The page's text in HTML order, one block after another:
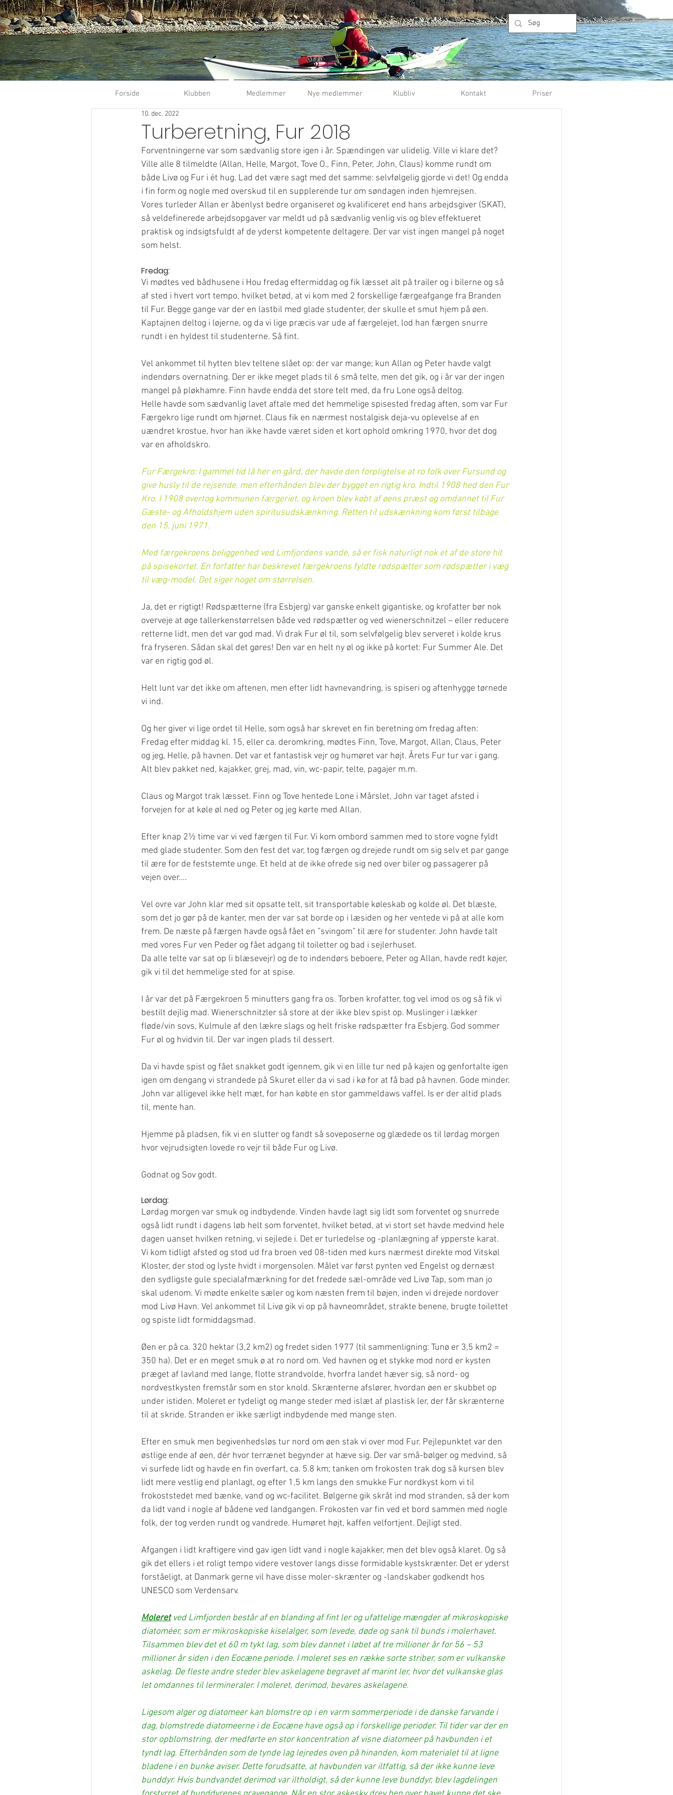
Forside Klubben Medlemmer Nye medlemmer Klubliv Kontakt Priser
Turberetning, Fur 2018
10. dec. 2022
Forventningerne var som sædvanlig store igen i år. Spændingen var ulidelig. Ville vi klare det?
Ville alle 8 tilmeldte (Allan, Helle, Margot, Tove O., Finn, Peter, John, Claus) komme rundt om
både Livø og Fur i ét hug. Lad det være sagt med det samme: selvfølgelig gjorde vi det! Og endda
i fin form og nogle med overskud til en supplerende tur om søndagen inden hjemrejsen.
Vores turleder Allan er åbenlyst bedre organiseret og kvalificeret end hans arbejdsgiver (SKAT),
så veldefinerede arbejdsopgaver var meldt ud på sædvanlig venlig vis og blev effektueret
praktisk og indsigtsfuldt af de yderst kompetente deltagere. Der var vist ingen mangel på noget
som helst.
Fredag:
Vi mødtes ved bådhusene i Hou fredag eftermiddag og fik læsset alt på trailer og i bilerne og så
af sted i hvert vort tempo, hvilket betød, at vi kom med 2 forskellige færgeafgange fra Branden
til Fur. Begge gange var der en lastbil med glade studenter, der skulle et smut hjem på øen.
Kaptajnen deltog i løjerne, og da vi lige præcis var ude af færgelejet, lod han færgen snurre
rundt i en hyldest til studenterne. Så fint.
Vel ankommet til hytten blev teltene slået op: der var mange; kun Allan og Peter havde valgt
indendørs overnatning. Der er ikke meget plads til 6 små telte, men det gik, og i år var der ingen
mangel på pløkhamre. Finn havde endda det store telt med, da fru Lone også deltog.
Helle havde som sædvanlig lavet aftale med det hemmelige spisested fredag aften, som var Fur
Færgekro lige rundt om hjørnet. Claus fik en nærmest nostalgisk deja-vu oplevelse af en
uændret krostue, hvor han ikke havde været siden et kort ophold omkring 1970, hvor det dog
var en afholdskro.
Fur Færgekro: I gammel tid lå her en gård, der havde den forpligtelse at ro folk over Fursund og
give husly til de rejsende, men efterhånden blev der bygget en rigtig kro. Indtil 1908 hed den Fur
Kro. I 1908 overtog kommunen færgeriet, og kroen blev købt af øens præst og omdannet til Fur
Gæste- og Afholdshjem uden spiritusudskænkning. Retten til udskænkning kom først tilbage
den 15. juni 1971.
Med færgekroens beliggenhed ved Limfjordens vande, så er fisk naturligt nok et af de store hit
på spisekortet. En forfatter har beskrevet færgekroens fyldte rødspætter som rødspætter i væg
til væg-model. Det siger noget om størrelsen.
Ja, det er rigtigt! Rødspætterne (fra Esbjerg) var ganske enkelt gigantiske, og krofatter bør nok
overveje at øge tallerkenstørrelsen både ved rødspætter og ved wienerschnitzel – eller reducere
retterne lidt, men det var god mad. Vi drak Fur øl til, som selvfølgelig blev serveret i kolde krus
fra fryseren. Sådan skal det gøres! Den var en helt ny øl og ikke på kortet: Fur Summer Ale. Det
var en rigtig god øl.
Helt lunt var det ikke om aftenen, men efter lidt havnevandring, is spiseri og aftenhygge tørnede
vi ind.
Og her giver vi lige ordet til Helle, som også har skrevet en fin beretning om fredag aften:
Fredag efter middag kl. 15, eller ca. deromkring, mødtes Finn, Tove, Margot, Allan, Claus, Peter
og jeg, Helle, på havnen. Det var et fantastisk vejr og humøret var højt. Årets Fur tur var i gang.
Alt blev pakket ned, kajakker, grej, mad, vin, wc-papir, telte, pagajer m.m.
Claus og Margot trak læsset. Finn og Tove hentede Lone i Mårslet, John var taget afsted i
forvejen for at køle øl ned og Peter og jeg kørte med Allan.
Efter knap 2½ time var vi ved færgen til Fur. Vi kom ombord sammen med to store vogne fyldt
med glade studenter. Som den fest det var, tog færgen og drejede rundt om sig selv et par gange
til ære for de feststemte unge. Et held at de ikke ofrede sig ned over biler og passagerer på
vejen over….
Vel ovre var John klar med sit opsatte telt, sit transportable køleskab og kolde øl. Det blæste,
som det jo gør på de kanter, men der var sat borde op i læsiden og her ventede vi på at alle kom
frem. De næste på færgen havde også fået en ”svingom” til ære for studenter. John havde talt
med vores Fur ven Peder og fået adgang til toiletter og bad i sejlerhuset.
Da alle telte var sat op (i blæsevejr) og de to indendørs beboere, Peter og Allan, havde redt køjer,
gik vi til det hemmelige sted for at spise.
I år var det på Færgekroen 5 minutters gang fra os. Torben krofatter, tog vel imod os og så fik vi
bestilt dejlig mad. Wienerschnitzler så store at der ikke blev spist op. Muslinger i lækker
fløde/vin sovs, Kulmule af den lækre slags og helt friske rødspætter fra Esbjerg. God sommer
Fur øl og hvidvin til. Der var ingen plads til dessert.
Da vi havde spist og fået snakket godt igennem, gik vi en lille tur ned på kajen og genfortalte igen
igen om dengang vi strandede på Skuret eller da vi sad i kø for at få bad på havnen. Gode minder.
John var alligevel ikke helt mæt, for han købte en stor gammeldaws vaffel. Is er der altid plads
til, mente han.
Hjemme på pladsen, fik vi en slutter og fandt så soveposerne og glædede os til lørdag morgen
hvor vejrudsigten lovede ro vejr til både Fur og Livø.
Godnat og Sov godt.
Lørdag:
Lørdag morgen var smuk og indbydende. Vinden havde lagt sig lidt som forventet og snurrede
også lidt rundt i dagens løb helt som forventet, hvilket betød, at vi stort set havde medvind hele
dagen uanset hvilken retning, vi sejlede i. Det er turledelse og -planlægning af ypperste karat.
Vi kom tidligt afsted og stod ud fra broen ved 08-tiden med kurs nærmest direkte mod Vitskøl
Kloster, der stod og lyste hvidt i morgensolen. Målet var først pynten ved Engelst og dernæst
den sydligste gule specialafmærkning for det fredede sæl-område ved Livø Tap, som man jo
skal udenom. Vi mødte enkelte sæler og kom næsten frem til bøjen, inden vi drejede nordover
mod Livø Havn. Vel ankommet til Livø gik vi op på havneområdet, strakte benene, brugte toilettet
og spiste lidt formiddagsmad.
Øen er på ca. 320 hektar (3,2 km2) og fredet siden 1977 (til sammenligning: Tunø er 3,5 km2 =
350 ha). Det er en meget smuk ø at ro nord om. Ved havnen og et stykke mod nord er kysten
præget af lavland med lange, flotte strandvolde, hvorfra landet hæver sig, så nord- og
nordvestkysten fremstår som en stor knold. Skrænterne afslører, hvordan øen er skubbet op
under istiden. Moleret er tydeligt og mange steder med islæt af plastisk ler, der får skrænterne
til at skride. Stranden er ikke særligt indbydende med mange sten.
Efter en smuk men begivenhedsløs tur nord om øen stak vi over mod Fur. Pejlepunktet var den
østlige ende af øen, dér hvor terrænet begynder at hæve sig. Der var små-bølger og medvind, så
vi surfede lidt og havde en fin overfart, ca. 5.8 km; tanken om frokosten trak dog så kursen blev
lidt mere vestlig end planlagt, og efter 1,5 km langs den smukke Fur nordkyst kom vi til
frokoststedet med bænke, vand og wc-facilitet. Bølgerne gik skråt ind mod stranden, så der kom
da lidt vand i nogle af bådene ved landgangen. Frokosten var fin ved et bord sammen med nogle
folk, der tog verden rundt og vandrede. Humøret højt, kaffen velfortjent. Dejligt sted.
Afgangen i lidt kraftigere vind gav igen lidt vand i nogle kajakker, men det blev også klaret. Og så
gik det ellers i et roligt tempo videre vestover langs disse formidable kystskrænter. Det er yderst
forståeligt, at Danmark gerne vil have disse moler-skrænter og -landskaber godkendt hos
UNESCO som Verdensarv.
Moleret ved Limfjorden består af en blanding af fint ler og ufattelige mængder af mikroskopiske
diatoméer, som er mikroskopiske kiselalger, som levede, døde og sank til bunds i molerhavet.
Tilsammen blev det et 60 m tykt lag, som blev dannet i løbet af tre millioner år for 56 – 53
millioner år siden i den Eocæne periode. I moleret ses en række sorte striber, som er vulkanske
askelag. De fleste andre steder blev askelagene begravet af marint ler, hvor det vulkanske glas
let omdannes til lermineraler. I moleret, derimod, bevares askelagene.
Ligesom alger og diatomeer kan blomstre op i en varm sommerperiode i de danske farvande i
dag, blomstrede diatomeerne i de Eocæne have også op i forskellige perioder. Til tider var der en
stor opblomstring, der medførte en stor koncentration af visne diatomeer på havbunden i et
tyndt lag. Efterhånden som de tynde lag lejredes oven på hinanden, kom materialet til at ligne
bladene i en bunke aviser. Dette forudsatte, at havbunden var iltfattig, så der ikke kunne leve
bunddyr. Hvis bundvandet derimod var iltholdigt, så der kunne leve bunddyr, blev lagdelingen